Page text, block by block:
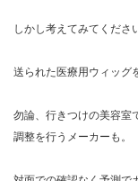
しかし考えてみてくださ
送られた医療用ウィッグ
勿論、行きつけの美容室
調整を行うメーカーも。